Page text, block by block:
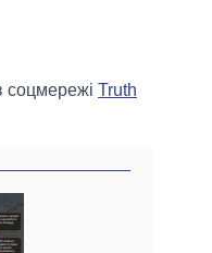
соцмережі Truth